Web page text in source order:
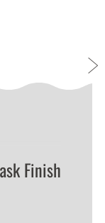
Finish